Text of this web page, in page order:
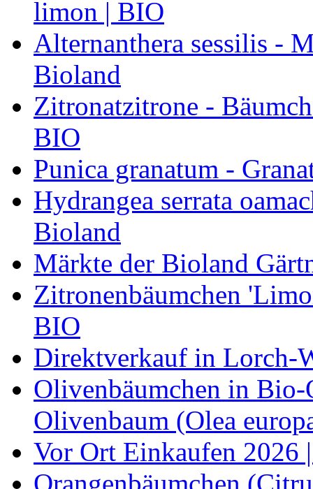
limon | BIO
Alternanthera sessilis -
Bioland
Zitronatzitrone -
BIO
Punica granatum -
Hydrangea serrata
Bioland
Märkte der Bioland
Zitronenbäumchen
BIO
Direktverkauf in Lorch-
Olivenbäumchen in Bio-
Olivenbaum (Olea
Vor Ort Einkaufen 2026